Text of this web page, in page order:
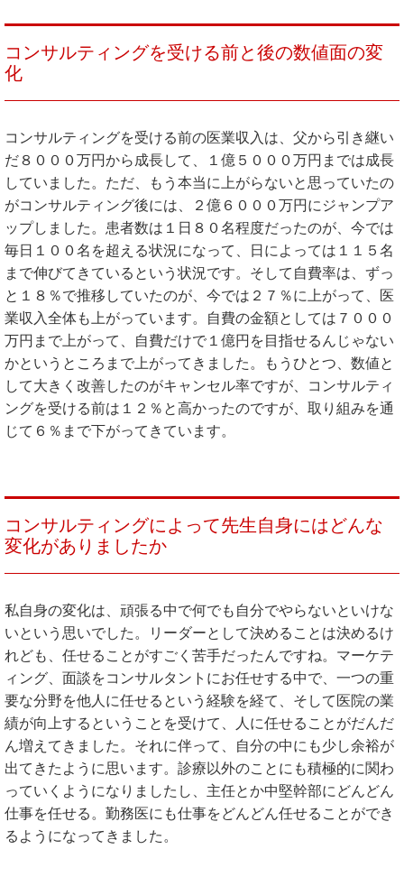
コンサルティングを受ける前と後の数値面の変
化
コンサルティングを受ける前の医業収入は、父から引き継い
だ８０００万円から成長して、１億５０００万円までは成長
していました。ただ、もう本当に上がらないと思っていたの
がコンサルティング後には、２億６０００万円にジャンプア
ップしました。患者数は１日８０名程度だったのが、今では
毎日１００名を超える状況になって、日によっては１１５名
まで伸びてきているという状況です。そして自費率は、ずっ
と１８％で推移していたのが、今では２７％に上がって、医
業収入全体も上がっています。自費の金額としては７０００
万円まで上がって、自費だけで１億円を目指せるんじゃない
かというところまで上がってきました。もうひとつ、数値と
して大きく改善したのがキャンセル率ですが、コンサルティ
ングを受ける前は１２％と高かったのですが、取り組みを通
じて６％まで下がってきています。
コンサルティングによって先生自身にはどんな
変化がありましたか
私自身の変化は、頑張る中で何でも自分でやらないといけな
いという思いでした。リーダーとして決めることは決めるけ
れども、任せることがすごく苦手だったんですね。マーケテ
ィング、面談をコンサルタントにお任せする中で、一つの重
要な分野を他人に任せるという経験を経て、そして医院の業
績が向上するということを受けて、人に任せることがだんだ
ん増えてきました。それに伴って、自分の中にも少し余裕が
出てきたように思います。診療以外のことにも積極的に関わ
っていくようになりましたし、主任とか中堅幹部にどんどん
仕事を任せる。勤務医にも仕事をどんどん任せることができ
るようになってきました。